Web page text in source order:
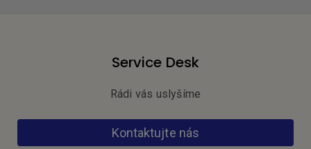
Service Desk
Rádi vás uslyšíme
Kontaktujte nás